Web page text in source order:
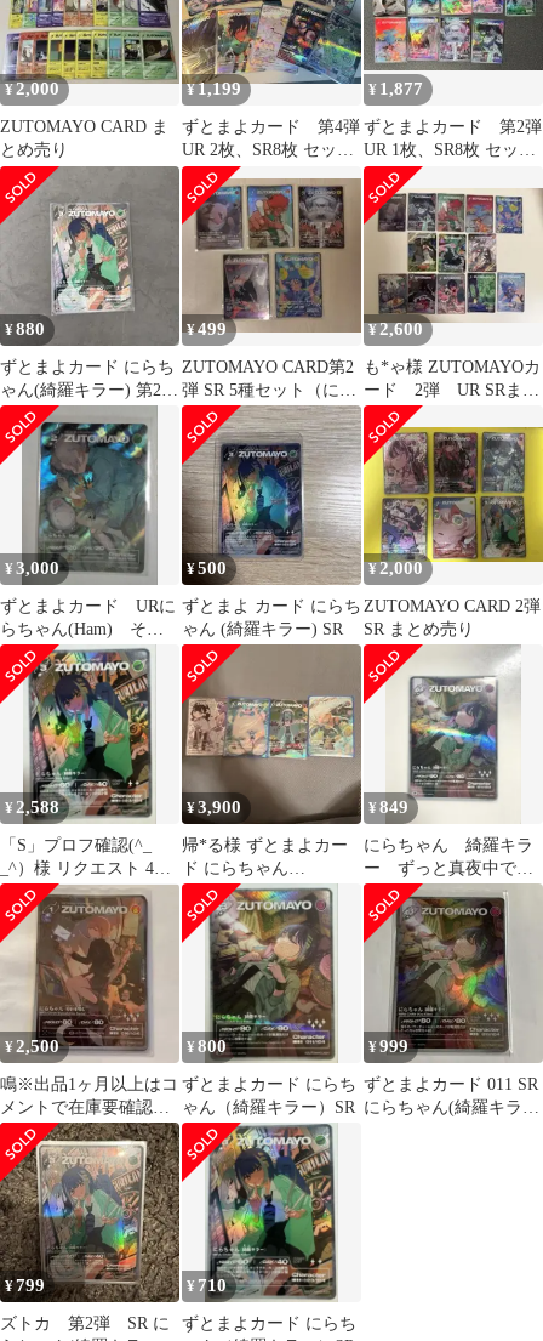
¥2,000
ZUTOMAYO CARD ま
とめ売り
¥1,199
ずとまよカード 第4弾
UR 2枚、SR8枚 セット
（計10枚セット）
¥ 1,877
ずとまよカード 第2弾
UR 1枚、SR8枚 セット
➕R&Nカードまとめ売
り
¥880
ずとまよカード にらち
ゃん(綺羅キラー) 第2弾
SR 023
¥499
ZUTOMAYO CARD第2
弾 SR 5種セット（にら
ちゃん 猫リセット）
¥2,600
も*ゃ様 ZUTOMAYOカ
ード 2弾 UR SRまと
め売り
¥3,000
ずとまよカード URに
らちゃん(Ham) その
他SR3枚
¥500
ずとまよ カード にらち
ゃん (綺羅キラー) SR
¥2,000
ZUTOMAYO CARD 2弾
SR まとめ売り
¥ 2,588
「S」プロフ確認(^_
_^）様 リクエスト 4点
まとめ商品
¥3,900
帰*る様 ずとまよカー
ド にらちゃん
(TAIDADA)(お勉強しと
いてよ)(綺羅
¥849
にらちゃん 綺羅キラ
ー ずっと真夜中でい
いのに ずとまよ ズ
トカ ズトマヨカード
¥2,500
鳴※出品1ヶ月以上はコ
メントで在庫要確認様
リクエスト 3点 まとめ
商品
¥800
ずとまよカード にらち
ゃん（綺羅キラー）SR
¥999
ずとまよカード 011 SR
にらちゃん(綺羅キラ
¥799
ズトカ 第2弾 SR に
¥ 710
ずとまよカード にらち